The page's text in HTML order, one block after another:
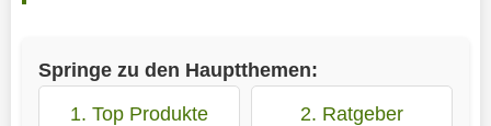
Springe zu den Hauptthemen:
1. Top Produkte
2. Ratgeber